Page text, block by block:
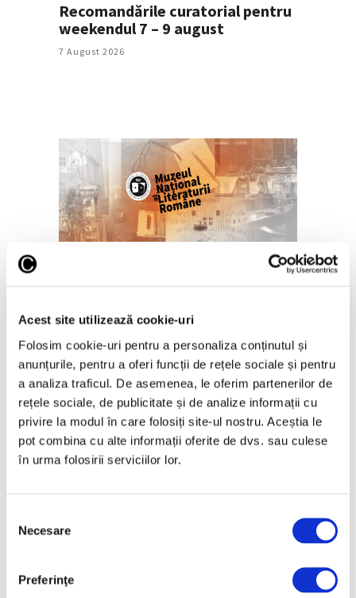
Acest site utilizează cookie-uri
Folosim cookie-uri pentru a personaliza conținutul și
anunțurile, pentru a oferi funcții de rețele sociale și pentru
a analiza traficul. De asemenea, le oferim partenerilor de
rețele sociale, de publicitate și de analize informații cu
privire la modul în care folosiți site-ul nostru. Aceștia le
pot combina cu alte informații oferite de dvs. sau culese
în urma folosirii serviciilor lor.
consimțământului
Necesare
Preferinţe
Recomandările curatorial pentru
weekendul 7 – 9 august
7 August 2026
6 August 2026
Articole recente
Un buncăr nuclear din